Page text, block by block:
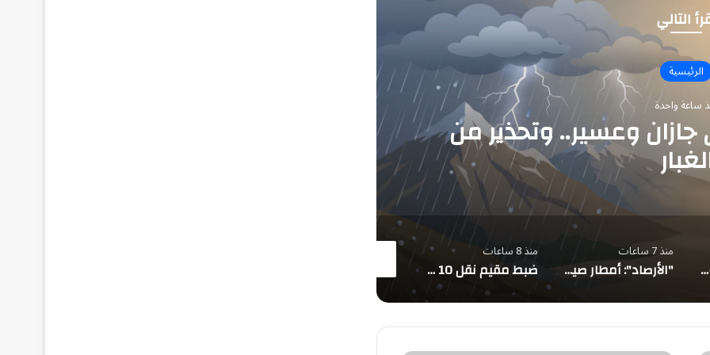
التالي
الرئيسية
ساعة واحدة
جازان وعسير.. وتحذير من
حالة الطقس المتوقعة ليوم الجمعة
منذ 7 ساعات
"الأرصاد": أمطار صيفية متوقعة على 7 مناطق
منذ 8 ساعات
ضبط مقيم نقل 10 مخالفين لأمن الحدود بجازان
منذ 8 ساعات